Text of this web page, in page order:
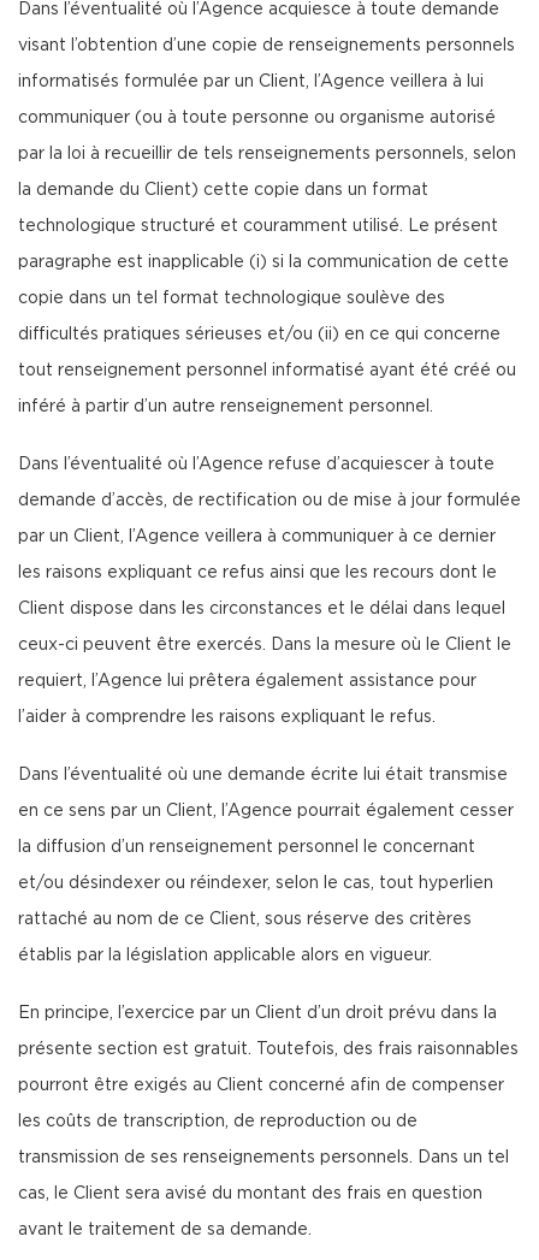
Dans l’éventualité où l’Agence acquiesce à toute demande
visant l’obtention d’une copie de renseignements personnels
informatisés formulée par un Client, l’Agence veillera à lui
communiquer (ou à toute personne ou organisme autorisé
par la loi à recueillir de tels renseignements personnels, selon
la demande du Client) cette copie dans un format
technologique structuré et couramment utilisé. Le présent
paragraphe est inapplicable (i) si la communication de cette
copie dans un tel format technologique soulève des
difficultés pratiques sérieuses et/ou (ii) en ce qui concerne
tout renseignement personnel informatisé ayant été créé ou
inféré à partir d’un autre renseignement personnel.
Dans l’éventualité où l’Agence refuse d’acquiescer à toute
demande d’accès, de rectification ou de mise à jour formulée
par un Client, l’Agence veillera à communiquer à ce dernier
les raisons expliquant ce refus ainsi que les recours dont le
Client dispose dans les circonstances et le délai dans lequel
ceux-ci peuvent être exercés. Dans la mesure où le Client le
requiert, l’Agence lui prêtera également assistance pour
l’aider à comprendre les raisons expliquant le refus.
Dans l’éventualité où une demande écrite lui était transmise
en ce sens par un Client, l’Agence pourrait également cesser
la diffusion d’un renseignement personnel le concernant
et/ou désindexer ou réindexer, selon le cas, tout hyperlien
rattaché au nom de ce Client, sous réserve des critères
établis par la législation applicable alors en vigueur.
En principe, l’exercice par un Client d’un droit prévu dans la
présente section est gratuit. Toutefois, des frais raisonnables
pourront être exigés au Client concerné afin de compenser
les coûts de transcription, de reproduction ou de
transmission de ses renseignements personnels. Dans un tel
cas, le Client sera avisé du montant des frais en question
avant le traitement de sa demande.